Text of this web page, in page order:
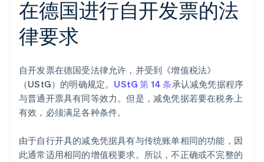
在德国进行自开发票的法
律要求
自开发票在德国受法律允许，并受到《增值税法》
（UStG）的明确规定。 UStG 第 14 条承认减免凭据程序
与普通开票具有同等效力。但是，减免凭据若要在税务上
有效，必须满足各种条件。
由于自行开具的减免凭据具有与传统账单相同的功能，因
此通常适用相同的增值税要求。所以，不正确或不完整的